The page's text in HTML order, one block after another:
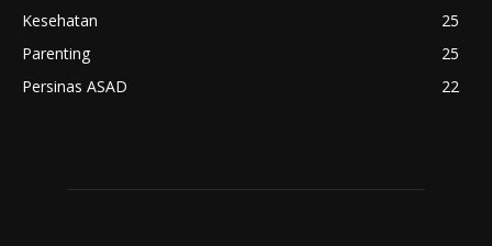
Kesehatan
25
Parenting
25
Persinas ASAD
22